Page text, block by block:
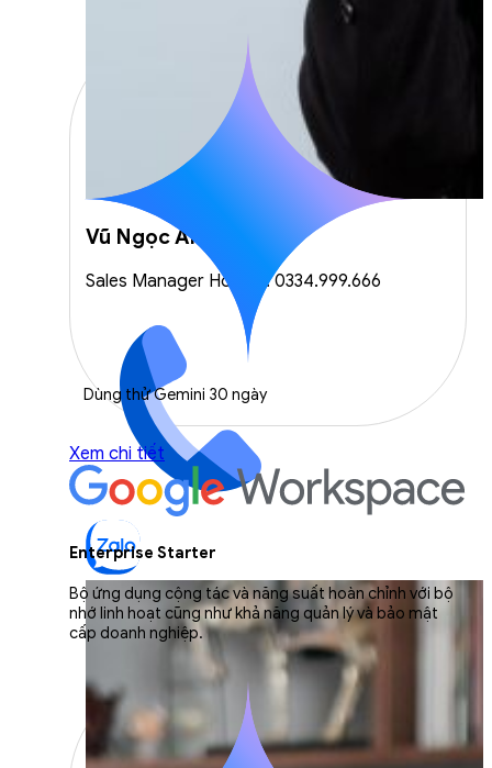
Vũ Ngọc Anh
Sales Manager Hotline: 0334.999.666
Dùng thử Gemini 30 ngày
Xem chi tiết
Enterprise Starter
Bộ ứng dụng cộng tác và năng suất hoàn chỉnh với bộ
nhớ linh hoạt cũng như khả năng quản lý và bảo mật
cấp doanh nghiệp.